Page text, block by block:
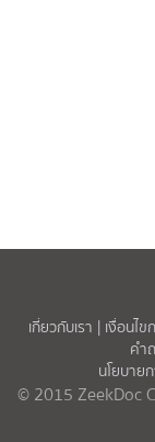
เกี่ยวกับเรา | เงื่อนไ
คำ
นโยบาย
© 2015 ZeekDoc